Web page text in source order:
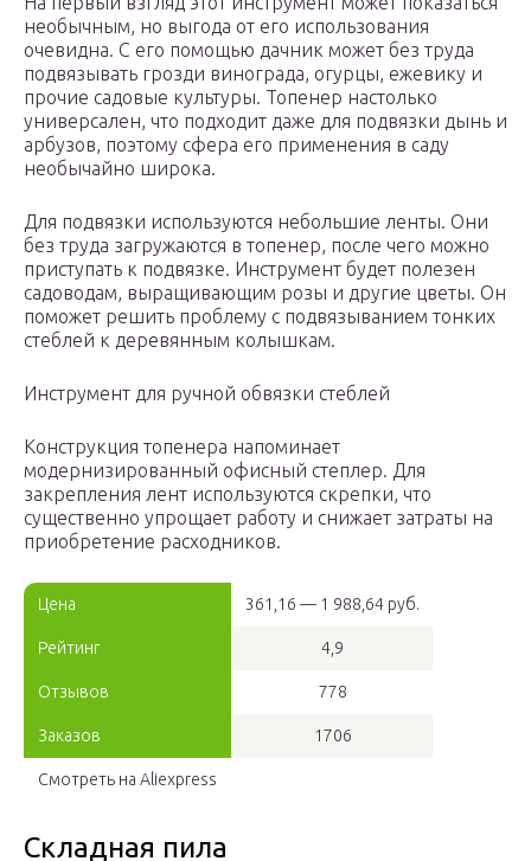
необычным, но выгода от его использования
очевидна. С его помощью дачник может без труда
подвязывать грозди винограда, огурцы, ежевику и
прочие садовые культуры. Топенер настолько
универсален, что подходит даже для подвязки дынь и
арбузов, поэтому сфера его применения в саду
необычайно широка.
Для подвязки используются небольшие ленты. Они
без труда загружаются в топенер, после чего можно
приступать к подвязке. Инструмент будет полезен
садоводам, выращивающим розы и другие цветы. Он
поможет решить проблему с подвязыванием тонких
стеблей к деревянным колышкам.
Инструмент для ручной обвязки стеблей
Конструкция топенера напоминает
модернизированный офисный степлер. Для
закрепления лент используются скрепки, что
существенно упрощает работу и снижает затраты на
приобретение расходников.
Цена 361,16 — 1 988,64 руб.
Рейтинг 4,9
Отзывов 778
Заказов 1706
Смотреть на Aliexpress
Складная пила